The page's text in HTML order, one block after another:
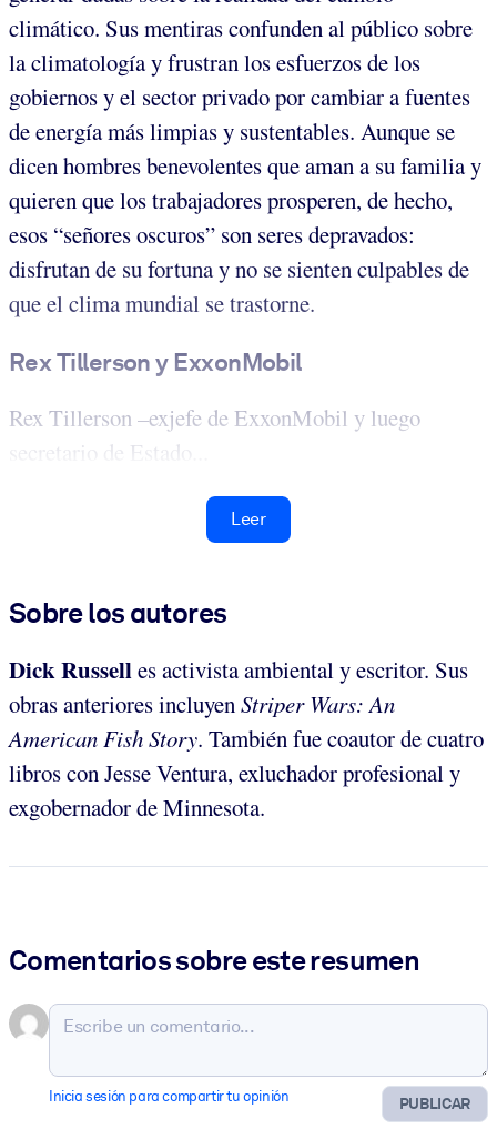
climático. Sus mentiras confunden al público sobre
la climatología y frustran los esfuerzos de los
gobiernos y el sector privado por cambiar a fuentes
de energía más limpias y sustentables. Aunque se
dicen hombres benevolentes que aman a su familia y
quieren que los trabajadores prosperen, de hecho,
esos “señores oscuros” son seres depravados:
disfrutan de su fortuna y no se sienten culpables de
que el clima mundial se trastorne.
Rex Tillerson y ExxonMobil
Rex Tillerson –exjefe de ExxonMobil y luego
secretario de Estado...
Leer
Sobre los autores
Dick Russelles activista ambiental y escritor. Sus
obras anteriores incluyenStriper Wars: An
American Fish Story. También fue coautor de cuatro
libros con Jesse Ventura, exluchador profesional y
exgobernador de Minnesota.
Comentarios sobre este resumen
PUBLICAR
Inicia sesión para compartir tu opinión